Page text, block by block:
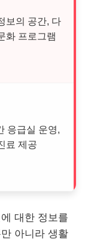
보의 공간, 다
화 프로그램
응급실 운영,
료 제공
대한 정보를
아니라 생활